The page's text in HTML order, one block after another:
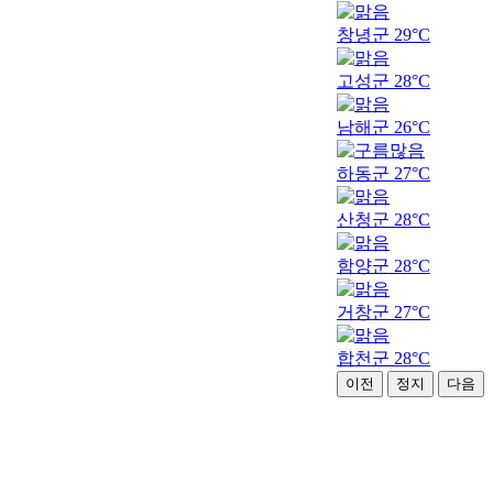
창녕군 29°C
고성군 28°C
남해군 26°C
하동군 27°C
산청군 28°C
함양군 28°C
거창군 27°C
합천군 28°C
이전 정지 다음